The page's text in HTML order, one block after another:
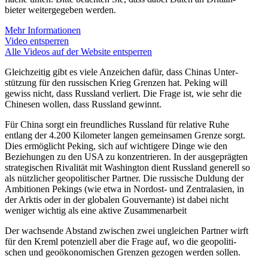
bieter weiter­ge­geben werden.
Mehr Infor­ma­tionen
Video entsperren
Alle Videos auf der Website entsperren
Gleich­zeitig gibt es viele Anzeichen dafür, dass Chinas Unter­
stützung für den russi­schen Krieg Grenzen hat. Peking will
gewiss nicht, dass Russland verliert. Die Frage ist, wie sehr die
Chinesen wollen, dass Russland gewinnt.
Für China sorgt ein freund­liches Russland für relative Ruhe
entlang der 4.200 Kilometer langen gemein­samen Grenze sorgt.
Dies ermög­licht Peking, sich auf wichtigere Dinge wie den
Bezie­hungen zu den USA zu konzen­trieren. In der ausge­prägten
strate­gi­schen Rivalität mit Washington dient Russland generell so
als nützlicher geopo­li­ti­scher Partner. Die russische Duldung der
Ambitionen Pekings (wie etwa in Nordost- und Zentral­asien, in
der Arktis oder in der globalen Gouver­nante) ist dabei nicht
weniger wichtig als eine aktive Zusammenarbeit
Der wachsende Abstand zwischen zwei ungleichen Partner wirft
für den Kreml poten­ziell aber die Frage auf, wo die geopo­li­ti­
schen und geoöko­no­mi­schen Grenzen gezogen werden sollen.